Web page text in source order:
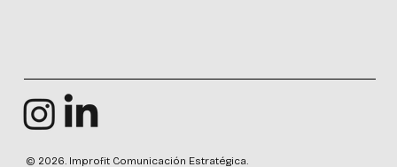
© 2026. Improfit Comunicación Estratégica.